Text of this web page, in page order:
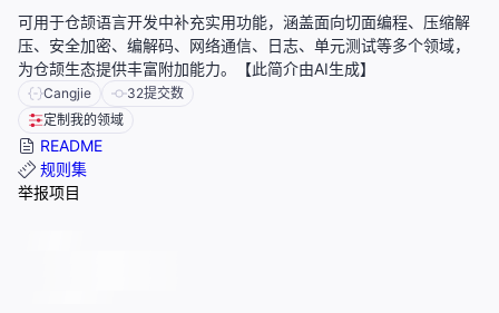
可用于仓颉语言开发中补充实用功能，涵盖面向切面编程、压缩解
压、安全加密、编解码、网络通信、日志、单元测试等多个领域，
为仓颉生态提供丰富附加能力。【此简介由AI生成】
Cangjie 32提交数
定制我的领域
README
规则集
举报项目